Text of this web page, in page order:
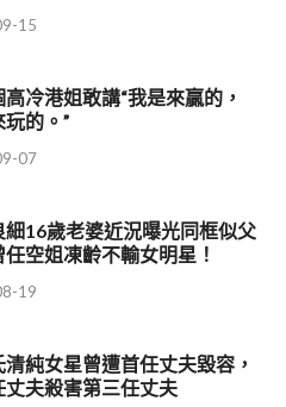
15
冷港姐敢講“我是來贏的，
的。”
07
細16歲老婆近況曝光同框似父
任空姐凍齡不輸女明星！
19
純女星曾遭首任丈夫毀容，
丈夫殺害第三任丈夫